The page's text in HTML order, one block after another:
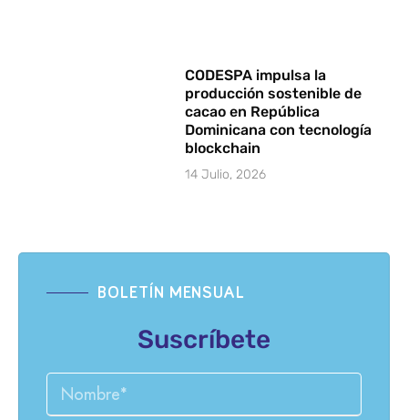
CODESPA impulsa la
producción sostenible de
cacao en República
Dominicana con tecnología
blockchain
14 Julio, 2026
BOLETÍN MENSUAL
Suscríbete